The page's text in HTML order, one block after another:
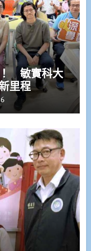
敏實科大
里程